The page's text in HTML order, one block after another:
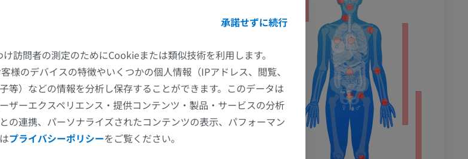
MRI
ム
MRI
下肢X線
X線画像
無料
下肢MRI
MRI
承諾せずに続行
訪問者の測定のためにCookieまたは類似技術を利用します。
様のデバイスの特徴やいくつかの個人情報（IPアドレス、閲覧、
等）などの情報を分析し保存することができます。このデータは
ザーエクスペリエンス・提供コンテンツ・製品・サービスの分析
の連携、パーソナライズされたコンテンツの表示、パフォーマン
プライバシーポリシーをご覧ください。